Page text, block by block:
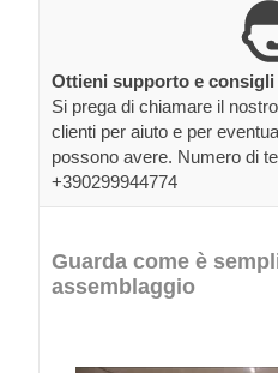
Ottieni supporto e
Si prega di chiamare il
clienti per aiuto e per
possono avere. Numero di
+390299944774
Guarda come è
assemblaggio